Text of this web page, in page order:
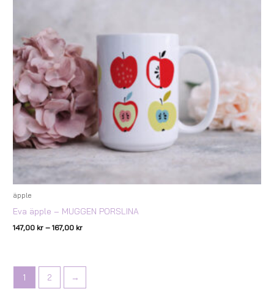
äpple
Eva äpple – MUGGEN PORSLINA
147,00 kr – 167,00 kr
1 2 →